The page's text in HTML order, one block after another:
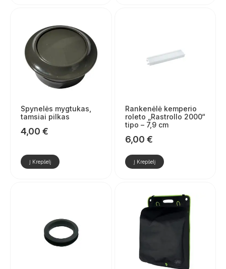
Spynelės mygtukas,
tamsiai pilkas
4,00 €
Į Krepšelį
Rankenėlė kemperio
roleto „Rastrollo 2000“
tipo – 7,9 cm
6,00 €
Į Krepšelį